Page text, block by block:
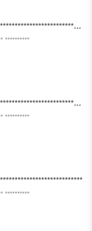
***********************************************************************
**********
*********************************************************************************************************************
**********
**********